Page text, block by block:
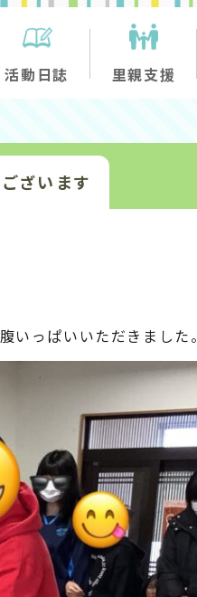
活動日誌 里親支援
ざいます
いっぱいいただきました。